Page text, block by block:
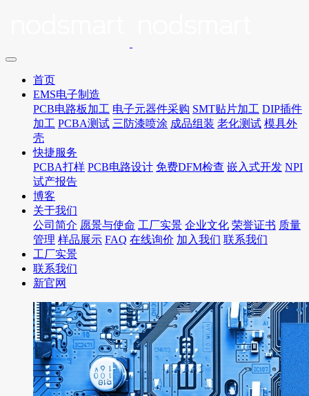
首页
EMS电子制造
PCB电路板加工 电子元器件采购 SMT贴片加工 DIP插件
加工 PCBA测试 三防漆喷涂 成品组装 老化测试 模具外
壳
快捷服务
PCBA打样 PCB电路设计 免费DFM检查 嵌入式开发 NPI
试产报告
博客
关于我们
公司简介 愿景与使命 工厂实景 企业文化 荣誉证书 质量
管理 样品展示 FAQ 在线询价 加入我们 联系我们
工厂实景
联系我们
新官网